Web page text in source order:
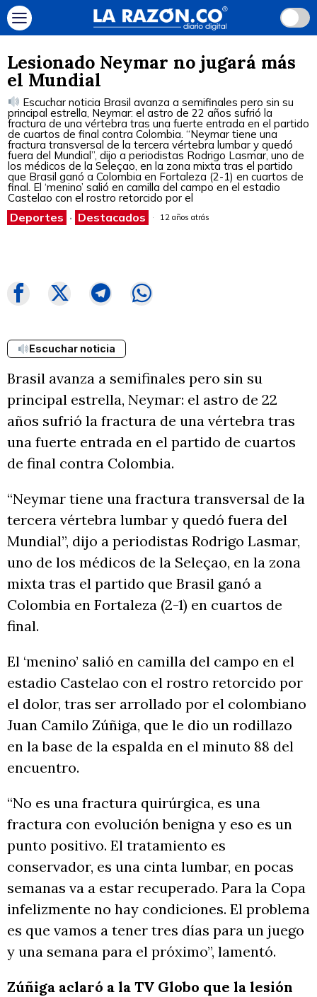
Lesionado Neymar no jugará más
el Mundial
Escuchar noticia Brasil avanza a semifinales pero sin su
principal estrella, Neymar: el astro de 22 años sufrió la
fractura de una vértebra tras una fuerte entrada en el partido
de cuartos de final contra Colombia. “Neymar tiene una
fractura transversal de la tercera vértebra lumbar y quedó
fuera del Mundial”, dijo a periodistas Rodrigo Lasmar, uno de
los médicos de la Seleçao, en la zona mixta tras el partido
que Brasil ganó a Colombia en Fortaleza (2-1) en cuartos de
final. El ‘menino’ salió en camilla del campo en el estadio
Castelao con el rostro retorcido por el
Deportes · Destacados 12 años atrás
Escuchar noticia
Brasil avanza a semifinales pero sin su
principal estrella, Neymar: el astro de 22
años sufrió la fractura de una vértebra tras
una fuerte entrada en el partido de cuartos
de final contra Colombia.
“Neymar tiene una fractura transversal de la
tercera vértebra lumbar y quedó fuera del
Mundial”, dijo a periodistas Rodrigo Lasmar,
uno de los médicos de la Seleçao, en la zona
mixta tras el partido que Brasil ganó a
Colombia en Fortaleza (2-1) en cuartos de
final.
El ‘menino’ salió en camilla del campo en el
estadio Castelao con el rostro retorcido por
el dolor, tras ser arrollado por el colombiano
Juan Camilo Zúñiga, que le dio un rodillazo
en la base de la espalda en el minuto 88 del
encuentro.
“No es una fractura quirúrgica, es una
fractura con evolución benigna y eso es un
punto positivo. El tratamiento es
conservador, es una cinta lumbar, en pocas
semanas va a estar recuperado. Para la Copa
infelizmente no hay condiciones. El problema
es que vamos a tener tres días para un juego
y una semana para el próximo”, lamentó.
Zúñiga aclaró a la TV Globo que la lesión